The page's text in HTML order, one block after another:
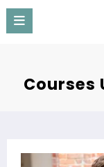
Aller
contenu
Courses